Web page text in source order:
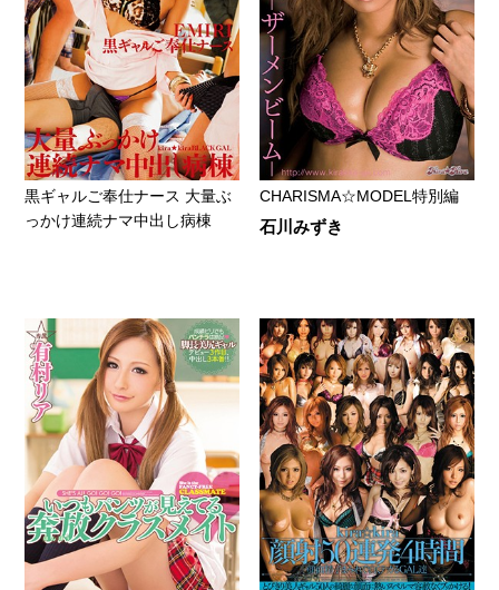
黒ギャルご奉仕ナース 大量ぶ
っかけ連続ナマ中出し病棟
CHARISMA☆MODEL特別編
石川みずき